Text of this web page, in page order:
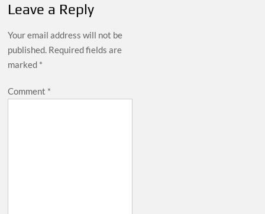
Leave a Reply
Your email address will not be
published. Required fields are
marked *
Comment *